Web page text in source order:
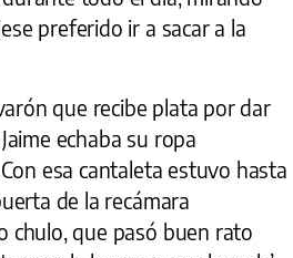
preferido ir a sacar a la
que recibe plata por dar
echaba su ropa
esa cantaleta estuvo hasta
de la recámara
chulo, que pasó buen rato